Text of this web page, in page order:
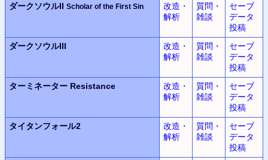
ダークソウルII Scholar of the First Sin
改造・
解析
質問・
雑談
セーブ
データ
投稿
ダークソウルIII
改造・
解析
質問・
雑談
セーブ
データ
投稿
ターミネーター Resistance
改造・
解析
質問・
雑談
セーブ
データ
投稿
タイタンフォール2
改造・
解析
質問・
雑談
セーブ
データ
投稿